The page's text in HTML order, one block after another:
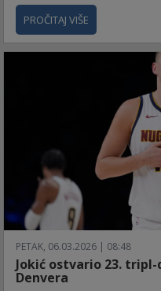
PROČITAJ VIŠE
PETAK, 06.03.2026 | 08:48
Jokić ostvario 23.
Denvera